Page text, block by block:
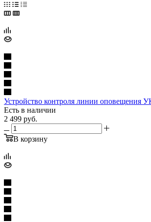
Устройство контроля линии оповещения
Есть в наличии
2 499 руб.
В корзину